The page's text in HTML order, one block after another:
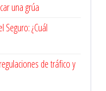
una grúa
Seguro: ¿Cuál
de tráfico y